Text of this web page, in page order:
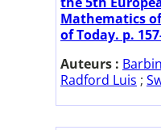
Mathematics
of Today. p.
Auteurs :
Radford Luis ;